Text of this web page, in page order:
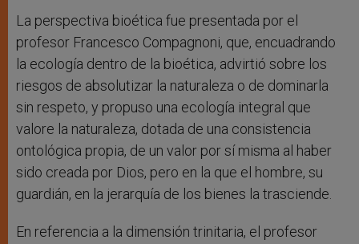
La perspectiva bioética fue presentada por el
profesor Francesco Compagnoni, que, encuadrando
la ecología dentro de la bioética, advirtió sobre los
riesgos de absolutizar la naturaleza o de dominarla
sin respeto, y propuso una ecología integral que
valore la naturaleza, dotada de una consistencia
ontológica propia, de un valor por sí misma al haber
sido creada por Dios, pero en la que el hombre, su
guardián, en la jerarquía de los bienes la trasciende.
En referencia a la dimensión trinitaria, el profesor